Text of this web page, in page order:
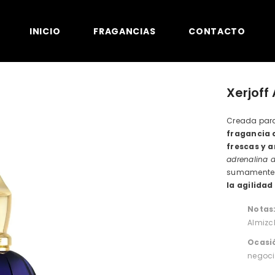
INICIO FRAGANCIAS CONTACTO
Xerjoff
Creada
fragancia
frescas y
adrenalina
la agilidad